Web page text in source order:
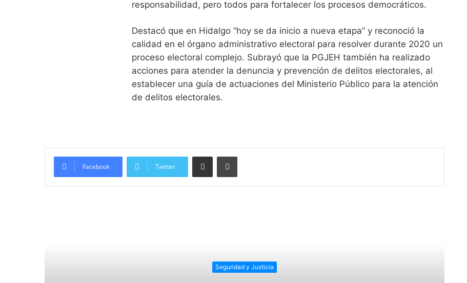
responsabilidad, pero todos para fortalecer los procesos democráticos.
Destacó que en Hidalgo “hoy se da inicio a nueva etapa” y reconoció la
calidad en el órgano administrativo electoral para resolver durante 2020 un
proceso electoral complejo. Subrayó que la PGJEH también ha realizado
acciones para atender la denuncia y prevención de delitos electorales, al
establecer una guía de actuaciones del Ministerio Público para la atención
de delitos electorales.
Facebook Twitter
Compartir vía email Imprimir
Seguridad y Justicia